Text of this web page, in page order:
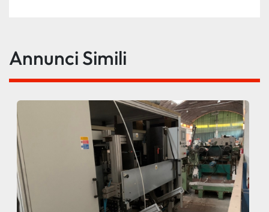
Annunci Simili